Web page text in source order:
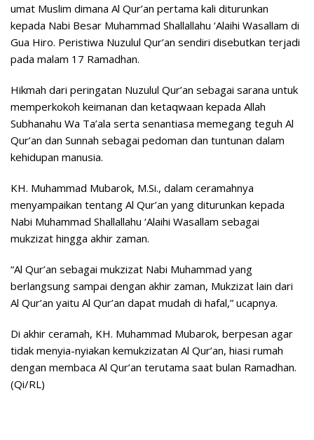
umat Muslim dimana Al Qur’an pertama kali diturunkan
kepada Nabi Besar Muhammad Shallallahu ‘Alaihi Wasallam di
Gua Hiro. Peristiwa Nuzulul Qur’an sendiri disebutkan terjadi
pada malam 17 Ramadhan.
Hikmah dari peringatan Nuzulul Qur’an sebagai sarana untuk
memperkokoh keimanan dan ketaqwaan kepada Allah
Subhanahu Wa Ta’ala serta senantiasa memegang teguh Al
Qur’an dan Sunnah sebagai pedoman dan tuntunan dalam
kehidupan manusia.
KH. Muhammad Mubarok, M.Si., dalam ceramahnya
menyampaikan tentang Al Qur’an yang diturunkan kepada
Nabi Muhammad Shallallahu ‘Alaihi Wasallam sebagai
mukzizat hingga akhir zaman.
“Al Qur’an sebagai mukzizat Nabi Muhammad yang
berlangsung sampai dengan akhir zaman, Mukzizat lain dari
Al Qur’an yaitu Al Qur’an dapat mudah di hafal,” ucapnya.
Di akhir ceramah, KH. Muhammad Mubarok, berpesan agar
tidak menyia-nyiakan kemukzizatan Al Qur’an, hiasi rumah
dengan membaca Al Qur’an terutama saat bulan Ramadhan.
(Qi/RL)